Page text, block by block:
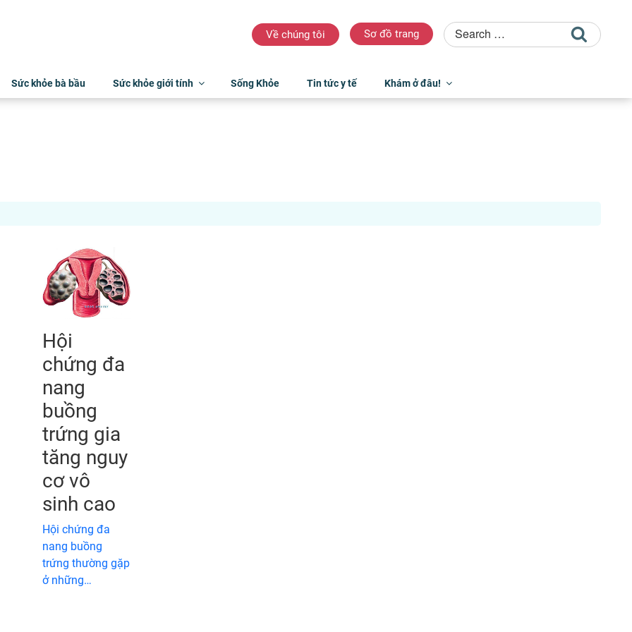
Về chúng tôi Sơ đồ trang
Sức khỏe bà bầu Sức khỏe giới tính Sống Khỏe Tin tức y tế Khám ở đâu!
Hội
chứng đa
nang
buồng
trứng gia
tăng nguy
cơ vô
sinh cao
Hội chứng đa
nang buồng
trứng thường gặp
ở những…